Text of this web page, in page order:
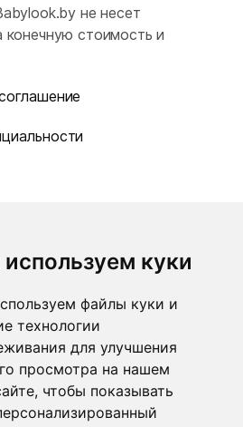
куки
файлы куки и
технологии
для улучшения
просмотра на нашем
чтобы показывать
не несет
конечную стоимость и
ответственностью
г. Минск, пр-т Газеты
66 63
.